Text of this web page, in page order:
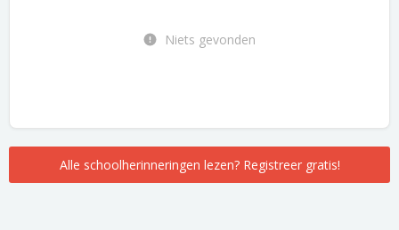
Niets gevonden
Alle schoolherinneringen lezen? Registreer gratis!